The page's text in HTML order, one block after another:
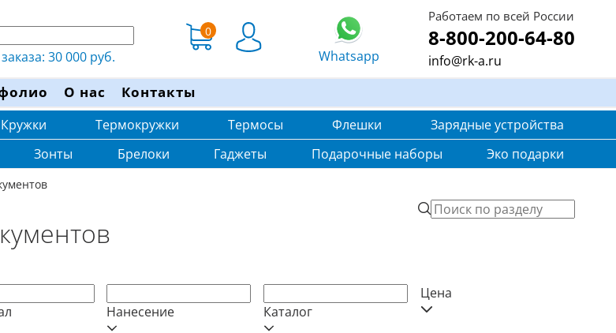
30 000 руб.
0
Whatsapp
Работаем по всей России
8-800-200-64-80
info@rk-a.ru
О нас Контакты
Кружки Термокружки Термосы Флешки
Зарядные устройства
Зонты Брелоки Гаджеты Подарочные наборы Эко подарки
Нанесение Каталог
Цена